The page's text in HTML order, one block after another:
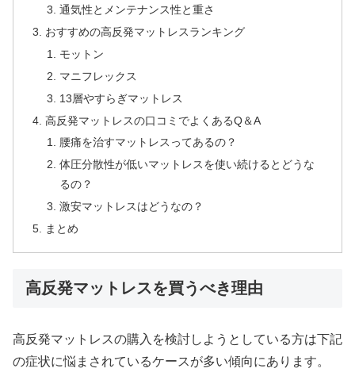
通気性とメンテナンス性と重さ
おすすめの高反発マットレスランキング
モットン
マニフレックス
13層やすらぎマットレス
高反発マットレスの口コミでよくあるQ＆A
腰痛を治すマットレスってあるの？
体圧分散性が低いマットレスを使い続けるとどうな
るの？
激安マットレスはどうなの？
まとめ
高反発マットレスを買うべき理由
高反発マットレスの購入を検討しようとしている方は下記
の症状に悩まされているケースが多い傾向にあります。